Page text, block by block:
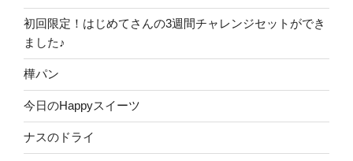
初回限定！はじめてさんの3週間チャレンジセットができ
ました♪
樺パン
今日のHappyスイーツ
ナスのドライ